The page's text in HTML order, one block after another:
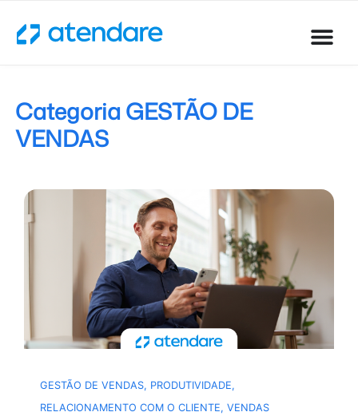
Categoria GESTÃO DE
VENDAS
GESTÃO DE VENDAS, PRODUTIVIDADE,
RELACIONAMENTO COM O CLIENTE, VENDAS